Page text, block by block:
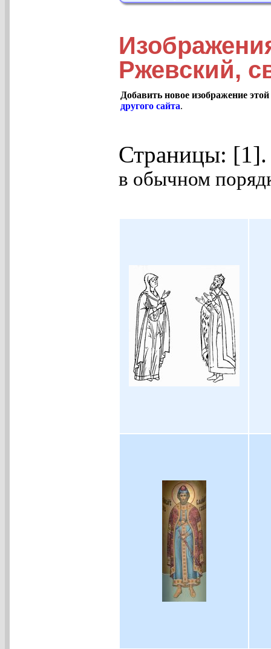
Ржевский,
Добавить новое изображение
другого сайта.
Страницы:
в обычном